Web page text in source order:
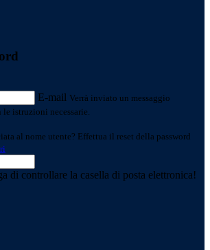
E-mail Verrà inviato un messaggio
istruzioni necessarie.
al nome utente? Effettua il reset della password
di controllare la casella di posta elettronica!